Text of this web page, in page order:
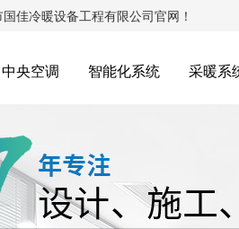
佳冷暖设备工程有限公司官网！
中央空调 智能化系统 采暖系